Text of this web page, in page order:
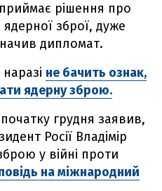
рішення про
зброї, дуже
дипломат.
не бачить ознак,
ядерну зброю.
грудня заявив,
Росії Владімір
у війні проти
на міжнародний